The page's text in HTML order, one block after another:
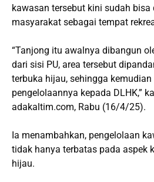
kawasan tersebut kini sudah
masyarakat sebagai tempat
“Tanjong itu awalnya dibangun
dari sisi PU, area tersebut
terbuka hijau, sehingga kemudian
pengelolaannya kepada DLHK,”
adakaltim.com, Rabu (16/4/25).
Ia menambahkan, pengelolaan
tidak hanya terbatas pada aspek
hijau.